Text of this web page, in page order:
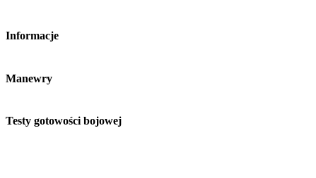
Informacje
Manewry
Testy gotowości bojowej